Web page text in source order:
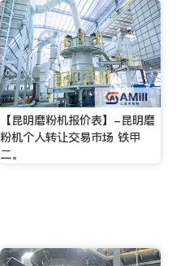
【昆明磨粉机报价表】-昆明磨
粉机个人转让交易市场 铁甲
二。